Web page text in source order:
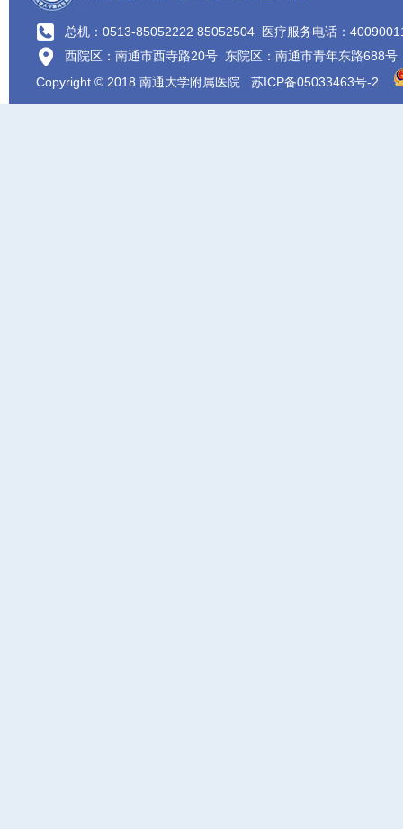
总机：0513-85052222 85052504 医疗服务电话：
西院区：南通市西寺路20号 东院区：南通市青年东路688号
Copyright © 2018 南通大学附属医院 苏ICP备05033463号-2